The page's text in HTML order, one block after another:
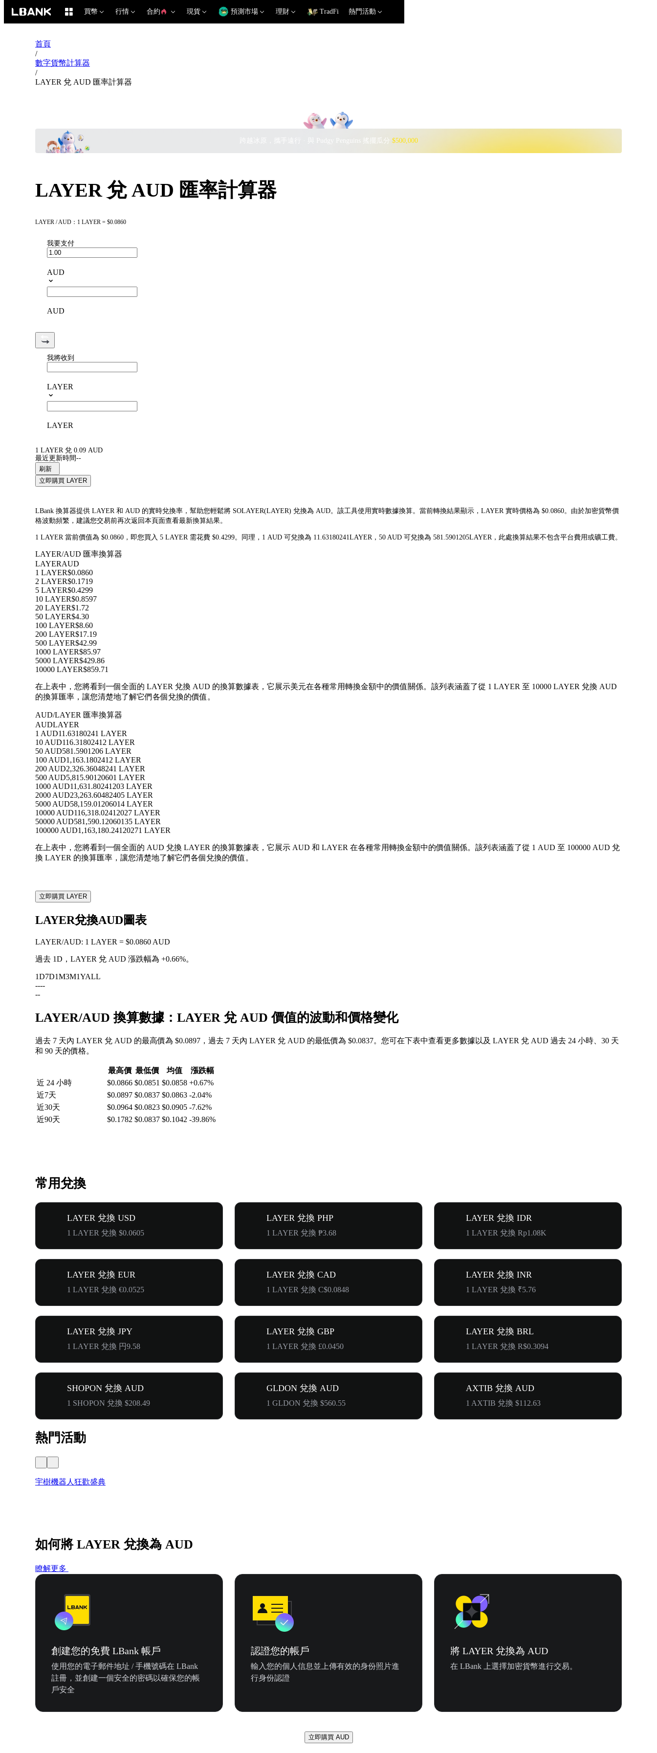
買幣 行情 合約 現貨 預測市場 理財 TradFi 熱門活動
首頁
/
數字貨幣計算器
/
LAYER 兌 AUD 匯率計算器
跨越冰原，攜手遠行 · 與 Pudgy Penguins 搖擺瓜分 $500,000
LAYER 兌 AUD 匯率計算器
LAYER / AUD：1 LAYER = $0.0860
我要支付
AUD
AUD
我將收到
LAYER
LAYER
1 LAYER 兌 0.09 AUD
最近更新時間--
刷新
立即購買 LAYER
LBank 換算器提供 LAYER 和 AUD 的實時兌換率，幫助您輕鬆將 SOLAYER(LAYER) 兌換為 AUD。該工具使用實時數據換算。當前轉換結果顯示，LAYER 實時價格為 $0.0860。由於加密貨幣價
格波動頻繁，建議您交易前再次返回本頁面查看最新換算結果。
1 LAYER 當前價值為 $0.0860，即您買入 5 LAYER 需花費 $0.4299。同理，1 AUD 可兌換為 11.63180241LAYER，50 AUD 可兌換為 581.5901205LAYER，此處換算結果不包含平台費用或礦工費。
LAYER/AUD 匯率換算器
LAYERAUD
1 LAYER$0.0860
2 LAYER$0.1719
5 LAYER$0.4299
10 LAYER$0.8597
20 LAYER$1.72
50 LAYER$4.30
100 LAYER$8.60
200 LAYER$17.19
500 LAYER$42.99
1000 LAYER$85.97
5000 LAYER$429.86
10000 LAYER$859.71
在上表中，您將看到一個全面的 LAYER 兌換 AUD 的換算數據表，它展示美元在各種常用轉換金額中的價值關係。該列表涵蓋了從 1 LAYER 至 10000 LAYER 兌換 AUD
的換算匯率，讓您清楚地了解它們各個兌換的價值。
AUD/LAYER 匯率換算器
AUDLAYER
1 AUD11.63180241 LAYER
10 AUD116.31802412 LAYER
50 AUD581.5901206 LAYER
100 AUD1,163.1802412 LAYER
200 AUD2,326.36048241 LAYER
500 AUD5,815.90120601 LAYER
1000 AUD11,631.80241203 LAYER
2000 AUD23,263.60482405 LAYER
5000 AUD58,159.01206014 LAYER
10000 AUD116,318.02412027 LAYER
50000 AUD581,590.12060135 LAYER
100000 AUD1,163,180.24120271 LAYER
在上表中，您將看到一個全面的 AUD 兌換 LAYER 的換算數據表，它展示 AUD 和 LAYER 在各種常用轉換金額中的價值關係。該列表涵蓋了從 1 AUD 至 100000 AUD 兌
換 LAYER 的換算匯率，讓您清楚地了解它們各個兌換的價值。
立即購買 LAYER
LAYER兌換AUD圖表
LAYER/AUD: 1 LAYER = $0.0860 AUD
過去 1D，LAYER 兌 AUD 漲跌幅為 +0.66%。
1D7D1M3M1YALL
----
--
LAYER/AUD 換算數據：LAYER 兌 AUD 價值的波動和價格變化
過去 7 天內 LAYER 兌 AUD 的最高價為 $0.0897，過去 7 天內 LAYER 兌 AUD 的最低價為 $0.0837。您可在下表中查看更多數據以及 LAYER 兌 AUD 過去 24 小時、30 天
和 90 天的價格。
最高價 最低價 均值
漲跌幅
近 24 小時
$0.0866 $0.0851 $0.0858 +0.67%
近7天
$0.0897 $0.0837 $0.0863 -2.04%
近30天
$0.0964 $0.0823 $0.0905 -7.62%
近90天
$0.1782 $0.0837 $0.1042 -39.86%
常用兌換
LAYER 兌換 USD
1 LAYER 兌換 $0.0605
LAYER 兌換 PHP
1 LAYER 兌換 ₱3.68
LAYER 兌換 IDR
1 LAYER 兌換 Rp1.08K
LAYER 兌換 EUR
1 LAYER 兌換 €0.0525
LAYER 兌換 CAD
1 LAYER 兌換 C$0.0848
LAYER 兌換 INR
1 LAYER 兌換 ₹5.76
LAYER 兌換 JPY
1 LAYER 兌換 円9.58
LAYER 兌換 GBP
1 LAYER 兌換 £0.0450
LAYER 兌換 BRL
1 LAYER 兌換 R$0.3094
SHOPON 兌換 AUD
1 SHOPON 兌換 $208.49
GLDON 兌換 AUD
1 GLDON 兌換 $560.55
AXTIB 兌換 AUD
1 AXTIB 兌換 $112.63
熱門活動
宇樹機器人狂歡盛典
如何將 LAYER 兌換為 AUD
瞭解更多
創建您的免費 LBank 帳戶
使用您的電子郵件地址 / 手機號碼在 LBank
註冊，並創建一個安全的密碼以確保您的帳
戶安全
認證您的帳戶
輸入您的個人信息並上傳有效的身份照片進
行身份認證
將 LAYER 兌換為 AUD
在 LBank 上選擇加密貨幣進行交易。
立即購買 AUD